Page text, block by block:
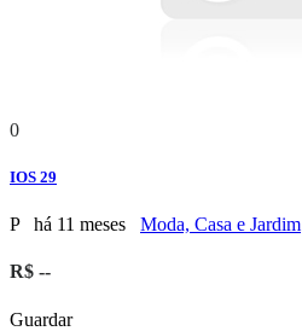
0
IOS 29
P há 11 meses Moda, Casa e Jardim
R$ --
Guardar